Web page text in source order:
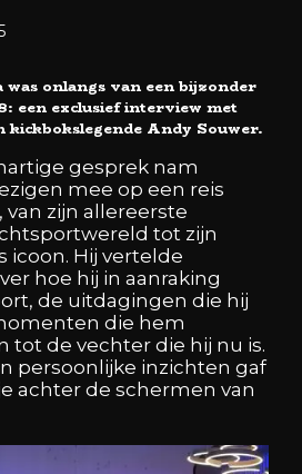
was onlangs van een bijzonder
een exclusief interview met
kickbokslegende Andy Souwer.
gesprek nam
mee op een reis
van zijn allereerste
tot zijn
icoon. Hij vertelde
hoe hij in aanraking
de uitdagingen die hij
die hem
tot de vechter die hij nu is.
persoonlijke inzichten gaf
achter de schermen van